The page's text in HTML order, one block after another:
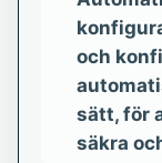
och
sätt, för
säkra